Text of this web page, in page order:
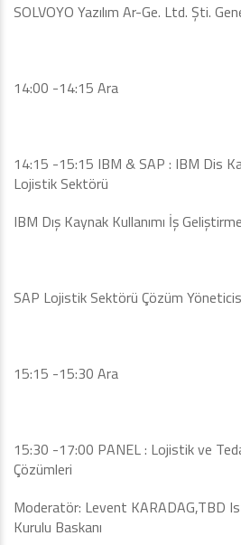
SOLVOYO Yazılım Ar-Ge. Ltd. Şti.
14:00 -14:15 Ara
14:15 -15:15 IBM & SAP : IBM Dis
Lojistik Sektörü
IBM Dış Kaynak Kullanımı İş
SAP Lojistik Sektörü Çözüm
15:15 -15:30 Ara
15:30 -17:00 PANEL : Lojistik ve
Çözümleri
Moderatör: Levent KARADAG,TBD
Kurulu Baskanı